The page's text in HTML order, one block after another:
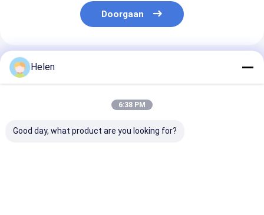
Doorgaan
Geadviseerde Producten
Helen
6:38 PM
Good day, what product are you looking for?